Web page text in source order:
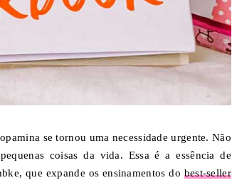
se tornou uma necessidade urgente. Não
coisas da vida. Essa é a essência de
que expande os ensinamentos do best-seller